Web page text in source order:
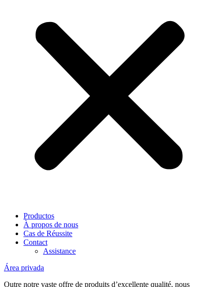
Productos
À propos de nous
Cas de Réussite
Contact
Assistance
Área privada
Outre notre vaste offre de produits d’excellente qualité, nous